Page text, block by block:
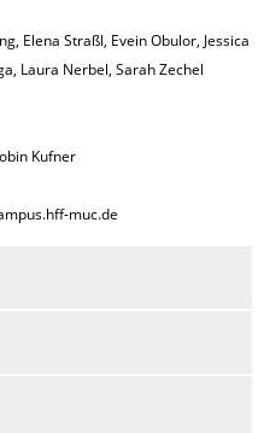
Elena Straßl, Evein Obulor, Jessica
Laura Nerbel, Sarah Zechel
Kufner
muc.de